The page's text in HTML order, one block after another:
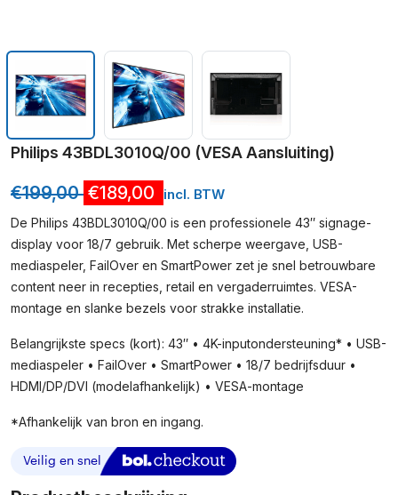
Philips 43BDL3010Q/00 (VESA Aansluiting)
€199,00 €189,00 incl. BTW
De Philips 43BDL3010Q/00 is een professionele 43″ signage-
display voor 18/7 gebruik. Met scherpe weergave, USB-
mediaspeler, FailOver en SmartPower zet je snel betrouwbare
content neer in recepties, retail en vergaderruimtes. VESA-
montage en slanke bezels voor strakke installatie.
Belangrijkste specs (kort): 43″ • 4K-inputondersteuning* • USB-
mediaspeler • FailOver • SmartPower • 18/7 bedrijfsduur •
HDMI/DP/DVI (modelafhankelijk) • VESA-montage
*Afhankelijk van bron en ingang.